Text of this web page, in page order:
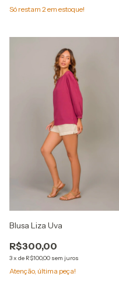
Só restam 2 em estoque!
Blusa Liza Uva
R$300,00
3x de R$100,00 sem juros
Atenção, última peça!